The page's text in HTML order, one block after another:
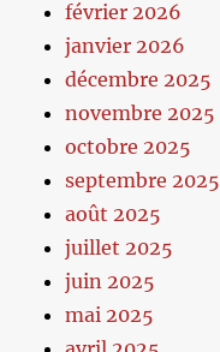
février 2026
janvier 2026
décembre 2025
novembre 2025
octobre 2025
septembre 2025
août 2025
juillet 2025
juin 2025
mai 2025